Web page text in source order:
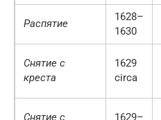
Распятие
1628–
1630
Снятие с
креста
1629
circa
Снятие с 1629–